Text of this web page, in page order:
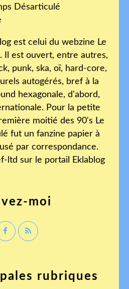
est celui du webzine Le
Il est ouvert, entre autres,
punk, ska, oï, hard-core,
autogérés, bref à la
hexagonale, d'abord,
Pour la petite
moitié des 90's Le
fut un fanzine papier à
par correspondance.
ltd sur le portail Eklablog
moi
rubriques